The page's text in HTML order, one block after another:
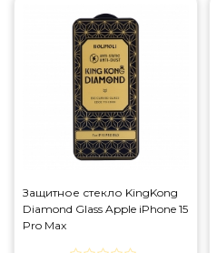
Защитное стекло KingKong
Diamond Glass Apple iPhone 15
Pro Max